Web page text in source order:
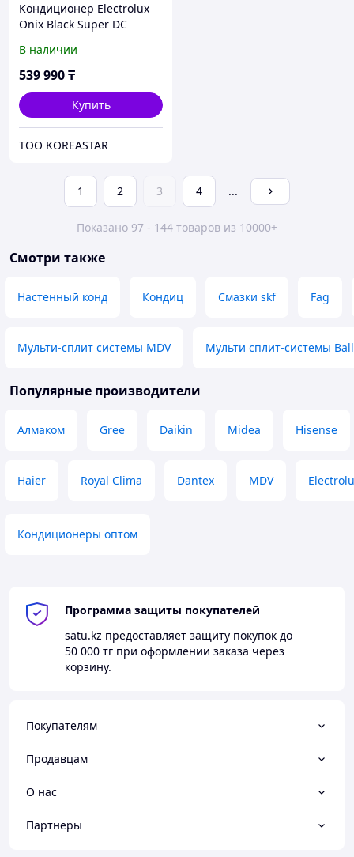
Кондиционер Electrolux
Onix Black Super DC
BLACK/N8_V2/WF (до 70
м2)
В наличии
539 990₸
Купить
ТОО KOREASTAR
1 2 3 4 ...
Показано 97 - 144 товаров из 10000+
Смотри также
Настенный конд Кондиц Смазки skf Fag
Мульти-сплит системы MDV Мульти сплит-системы
Популярные производители
Алмаком Gree Daikin Midea Hisense
Haier Royal Clima Dantex MDV
Кондиционеры оптом
Программа защиты покупателей
satu.kz предоставляет защиту покупок до
50 000 тг при оформлении заказа через
корзину.
Покупателям
Продавцам
О нас
Партнеры